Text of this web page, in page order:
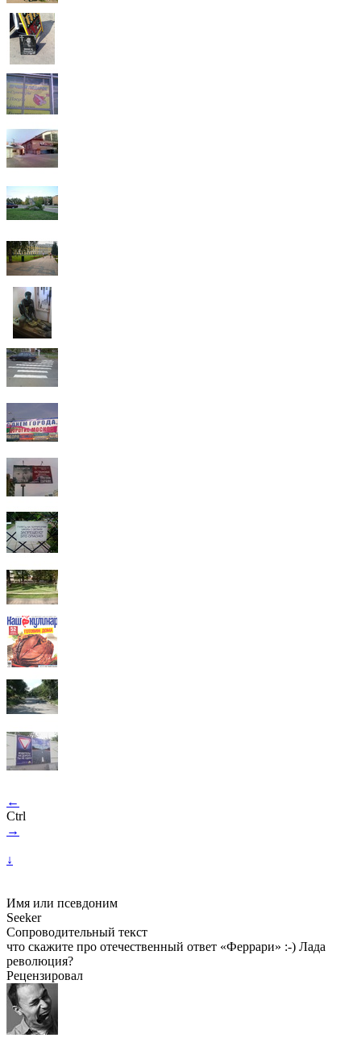
←
Ctrl
→
↓
Имя или псевдоним
Seeker
Сопроводительный текст
что скажите про отечественный ответ «Феррари» :-) Лада
революция?
Рецензировал